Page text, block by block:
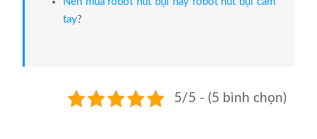
tay?
5/5 - (5 bình chọn)